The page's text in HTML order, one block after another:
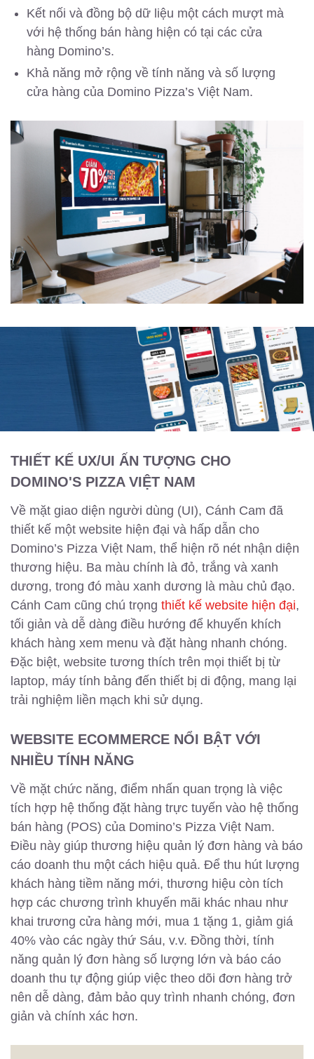
Kết nối và đồng bộ dữ liệu một cách mượt mà
với hệ thống bán hàng hiện có tại các cửa
hàng Domino’s.
Khả năng mở rộng về tính năng và số lượng
cửa hàng của Domino Pizza’s Việt Nam.
THIẾT KẾ UX/UI ẤN TƯỢNG CHO
DOMINO'S PIZZA VIỆT NAM
Về mặt giao diện người dùng (UI), Cánh Cam đã
thiết kế một website hiện đại và hấp dẫn cho
Domino’s Pizza Việt Nam, thể hiện rõ nét nhận diện
thương hiệu. Ba màu chính là đỏ, trắng và xanh
dương, trong đó màu xanh dương là màu chủ đạo.
Cánh Cam cũng chú trọng thiết kế website hiện đại,
tối giản và dễ dàng điều hướng để khuyến khích
khách hàng xem menu và đặt hàng nhanh chóng.
Đặc biệt, website tương thích trên mọi thiết bị từ
laptop, máy tính bảng đến thiết bị di động, mang lại
trải nghiệm liền mạch khi sử dụng.
WEBSITE ECOMMERCE NỔI BẬT VỚI
NHIỀU TÍNH NĂNG
Về mặt chức năng, điểm nhấn quan trọng là việc
tích hợp hệ thống đặt hàng trực tuyến vào hệ thống
bán hàng (POS) của Domino’s Pizza Việt Nam.
Điều này giúp thương hiệu quản lý đơn hàng và báo
cáo doanh thu một cách hiệu quả. Để thu hút lượng
khách hàng tiềm năng mới, thương hiệu còn tích
hợp các chương trình khuyến mãi khác nhau như
khai trương cửa hàng mới, mua 1 tặng 1, giảm giá
40% vào các ngày thứ Sáu, v.v. Đồng thời, tính
năng quản lý đơn hàng số lượng lớn và báo cáo
doanh thu tự động giúp việc theo dõi đơn hàng trở
nên dễ dàng, đảm bảo quy trình nhanh chóng, đơn
giản và chính xác hơn.